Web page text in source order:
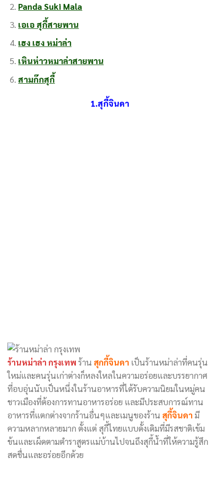
Panda Suki Mala
เอเอ สุกี้สายพาน
เฮง เฮง หม่าล่า
เหินห่าวหมาล่าสายพาน
สามก๊กสุกี้
1.สุกี้จินดา
ร้านหม่าล่า กรุงเทพร้าน สุกกี้จินดา เป็นร้านหม่าล่าที่คนรุ่น
ใหม่และคนรุ่นเก่าต่างก็หลงใหลในความอร่อยและบรรยากาศ
ที่อบอุ่นนับเป็นหนึ่งในร้านอาหารที่ได้รับความนิยมในหมู่คน
ชาวเมืองที่ต้องการทานอาหารอร่อย และมีประสบการณ์ทาน
อาหารที่แตกต่างจากร้านอื่นๆและเมนูของร้าน สุกี้จินดามี
ความหลากหลายมาก ตั้งแต่ สุกี้ไทยแบบดั้งเดิมที่มีรสชาติเข้ม
ข้นและเผ็ดตามตำราสูตรแม่บ้านไปจนถึงสุกี้น้ำที่ให้ความรู้สึก
สดชื่นและอร่อยอีกด้วย